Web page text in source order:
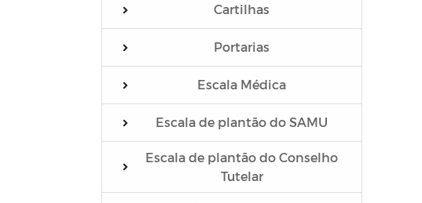
Cartilhas
Portarias
Escala Médica
Escala de plantão do SAMU
Escala de plantão do Conselho
Tutelar